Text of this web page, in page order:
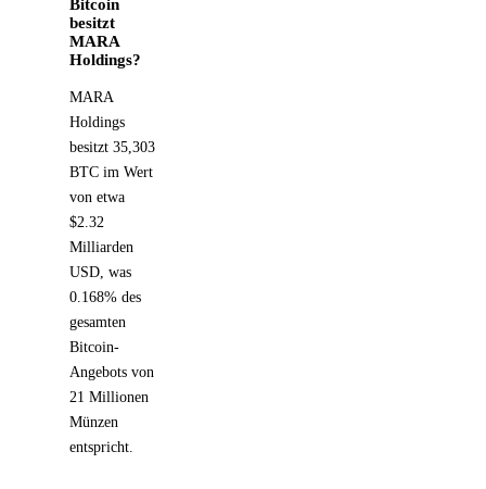
Bitcoin
besitzt
MARA
Holdings?
MARA
Holdings
besitzt 35,303
BTC im Wert
von etwa
$2.32
Milliarden
USD, was
0.168% des
gesamten
Bitcoin-
Angebots von
21 Millionen
Münzen
entspricht.